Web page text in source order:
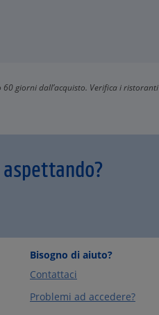
giorni dall’acquisto. Verifica i ristoranti
aspettando?
Bisogno di aiuto?
Contattaci
Problemi ad accedere?